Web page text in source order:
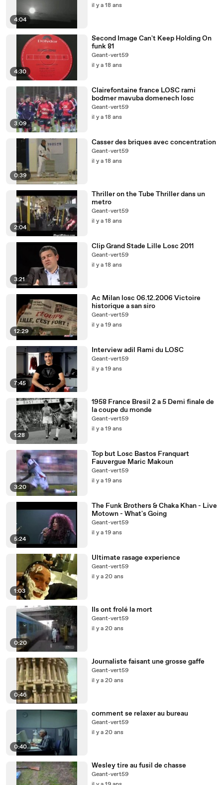
4:04
il y a 18 ans
4:30
Second Image Can't Keep Holding On
funk 81
Geant-vert59
il y a 18 ans
3:09
Clairefontaine france LOSC rami
bodmer mavuba domenech losc
Geant-vert59
il y a 18 ans
0:39
Casser des briques avec concentration
Geant-vert59
il y a 18 ans
2:04
Thriller on the Tube Thriller dans un
metro
Geant-vert59
il y a 18 ans
3:21
Clip Grand Stade Lille Losc 2011
Geant-vert59
il y a 18 ans
12:29
Ac Milan losc 06.12.2006 Victoire
historique a san siro
Geant-vert59
il y a 19 ans
7:45
Interview adil Rami du LOSC
Geant-vert59
il y a 19 ans
1:28
1958 France Bresil 2 a 5 Demi finale de
la coupe du monde
Geant-vert59
il y a 19 ans
3:20
Top but Losc Bastos Franquart
Fauvergue Maric Makoun
Geant-vert59
il y a 19 ans
5:24
The Funk Brothers & Chaka Khan - Live
Motown - What's Going
Geant-vert59
il y a 19 ans
1:03
Ultimate rasage experience
Geant-vert59
il y a 20 ans
0:20
Ils ont frolé la mort
Geant-vert59
il y a 20 ans
0:46
Journaliste faisant une grosse gaffe
Geant-vert59
il y a 20 ans
0:40
comment se relaxer au bureau
Geant-vert59
il y a 20 ans
Wesley tire au fusil de chasse
Geant-vert59